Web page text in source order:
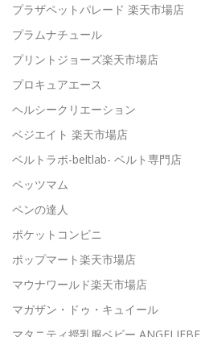
プラザペットパレード 楽天市場店
プラムナチュール
プリントジョーズ楽天市場店
プロキュアエース
ヘルシークリエーション
ベジエイト 楽天市場店
ベルトラボ-beltlab- ベルト専門店
ペッツマム
ペンの達人
ポケットコンビニ
ポップマート楽天市場店
マウナワールド楽天市場店
マガザン・ドゥ・キュイール
マタニティ授乳服ベビー ANGELIEBE